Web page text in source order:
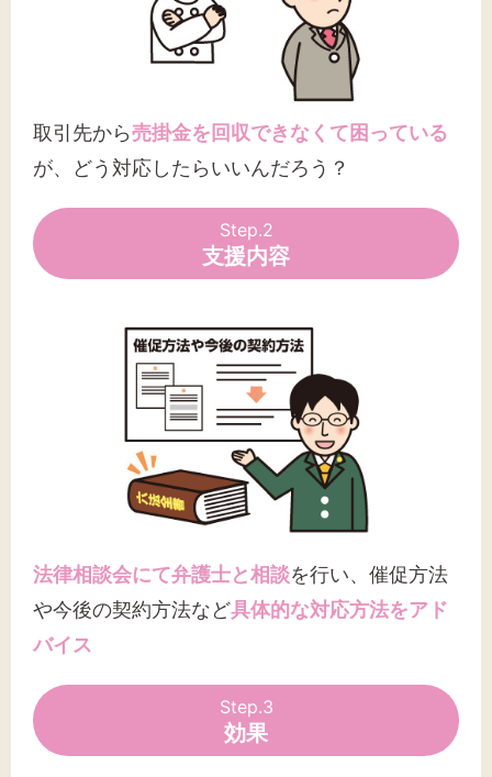
取引先から売掛金を回収できなくて困っている
が、どう対応したらいいんだろう？
Step.2
支援内容
法律相談会にて弁護士と相談を行い、催促方法
や今後の契約方法など具体的な対応方法をアド
バイス
Step.3
効果